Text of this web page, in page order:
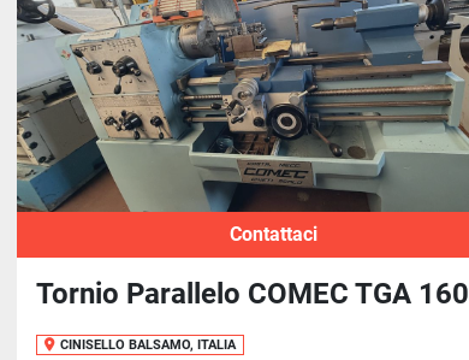
Contattaci
Tornio Parallelo COMEC TGA
CINISELLO BALSAMO, ITALIA